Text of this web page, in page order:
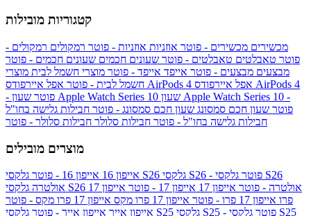
קטגוריות מובילות
מכשירים מכשירים - פוטר אוזניות אוזניות - פוטר רמקולים רמקולים -
פוטר טאבלטים טאבלטים - פוטר שעונים חכמים שעונים חכמים - פוטר
מבצעים מבצעים - פוטר אייפד אייפד - פוטר מוצרי חשמל לבית מוצרי
חשמל לבית - פוטר אפל איירפודס AirPods 4 אפל איירפודס AirPods 4
- פוטר שעון Apple Watch Series 10 שעון Apple Watch Series 10 -
פוטר שעון חכם סמסונג שעון חכם סמסונג - פוטר חבילות גלישה בחו"ל
חבילות גלישה בחו"ל - פוטר חבילות סלולר חבילות סלולר - פוטר
מוצרים מובילים
אייפון 16 אייפון 16 - פוטר גלקסי S26 גלקסי S26 - פוטר גלקסי S26
אולטרה
גלקסי S26 אולטרה - פוטר אייפון 17 אייפון 17 - פוטר
אייפון 17
פרו אייפון 17 פרו - פוטר אייפון 17 פרו מקס
אייפון 17 פרו מקס - פוטר
אייפון אייר אייפון אייר - פוטר גלקסי S25 גלקסי S25 - פוטר גלקסי S25